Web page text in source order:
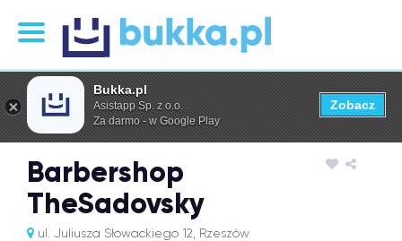
Barbershop
TheSadovsky
ul. Juliusza Słowackiego 12, Rzeszów
Bukka.pl
Asistapp Sp. z o.o.
Za darmo - w Google Play
Zobacz